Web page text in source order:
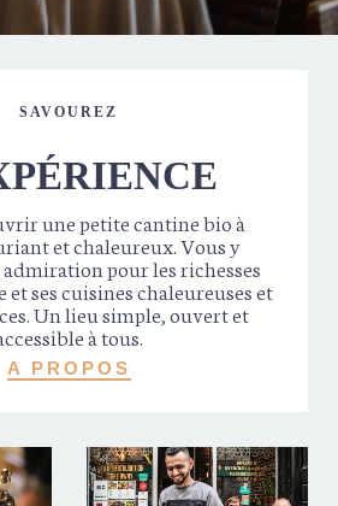
SAVOUREZ
une petite cantine bio à
et chaleureux. Vous y
pour les richesses
et ses cuisines chaleureuses et
Un lieu simple, ouvert et
à tous.
A PROPOS